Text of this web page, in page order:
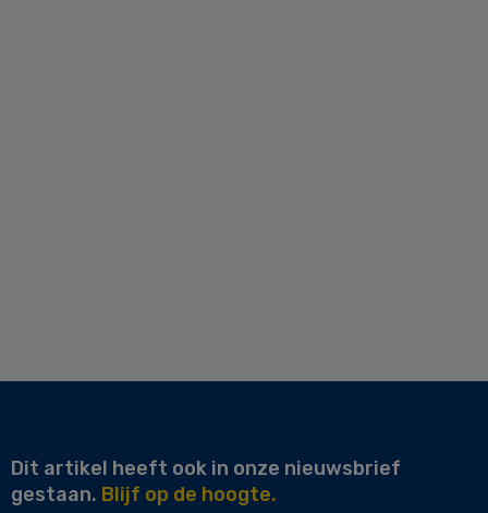
Dit artikel heeft ook in onze nieuwsbrief
gestaan. Blijf op de hoogte.